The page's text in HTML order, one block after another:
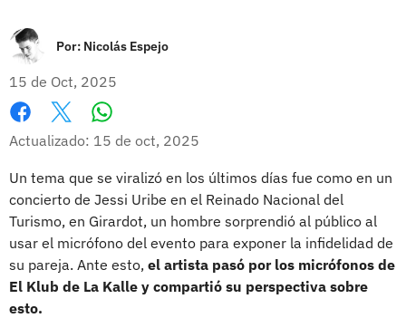
Por: Nicolás Espejo
15 de Oct, 2025
Facebook
X
Actualizado: 15 de oct, 2025
Un tema que se viralizó en los últimos días fue como en un
concierto de Jessi Uribe en el Reinado Nacional del
Turismo, en Girardot, un hombre sorprendió al público al
usar el micrófono del evento para exponer la infidelidad de
su pareja. Ante esto, el artista pasó por los micrófonos de
El Klub de La Kalle y compartió su perspectiva sobre
esto.